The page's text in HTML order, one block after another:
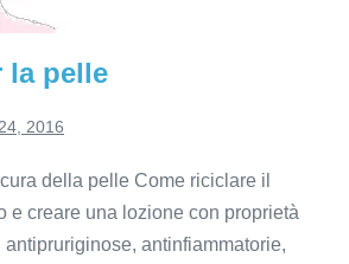
la pelle
2016
della pelle Come riciclare il
e creare una lozione con proprietà
antinfiammatorie,